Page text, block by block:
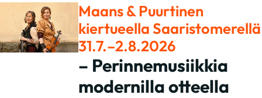
Maans & Puurtinen
kiertueella Saaristomerellä
31.7.–2.8.2026
– Perinnemusiikkia
modernilla otteella